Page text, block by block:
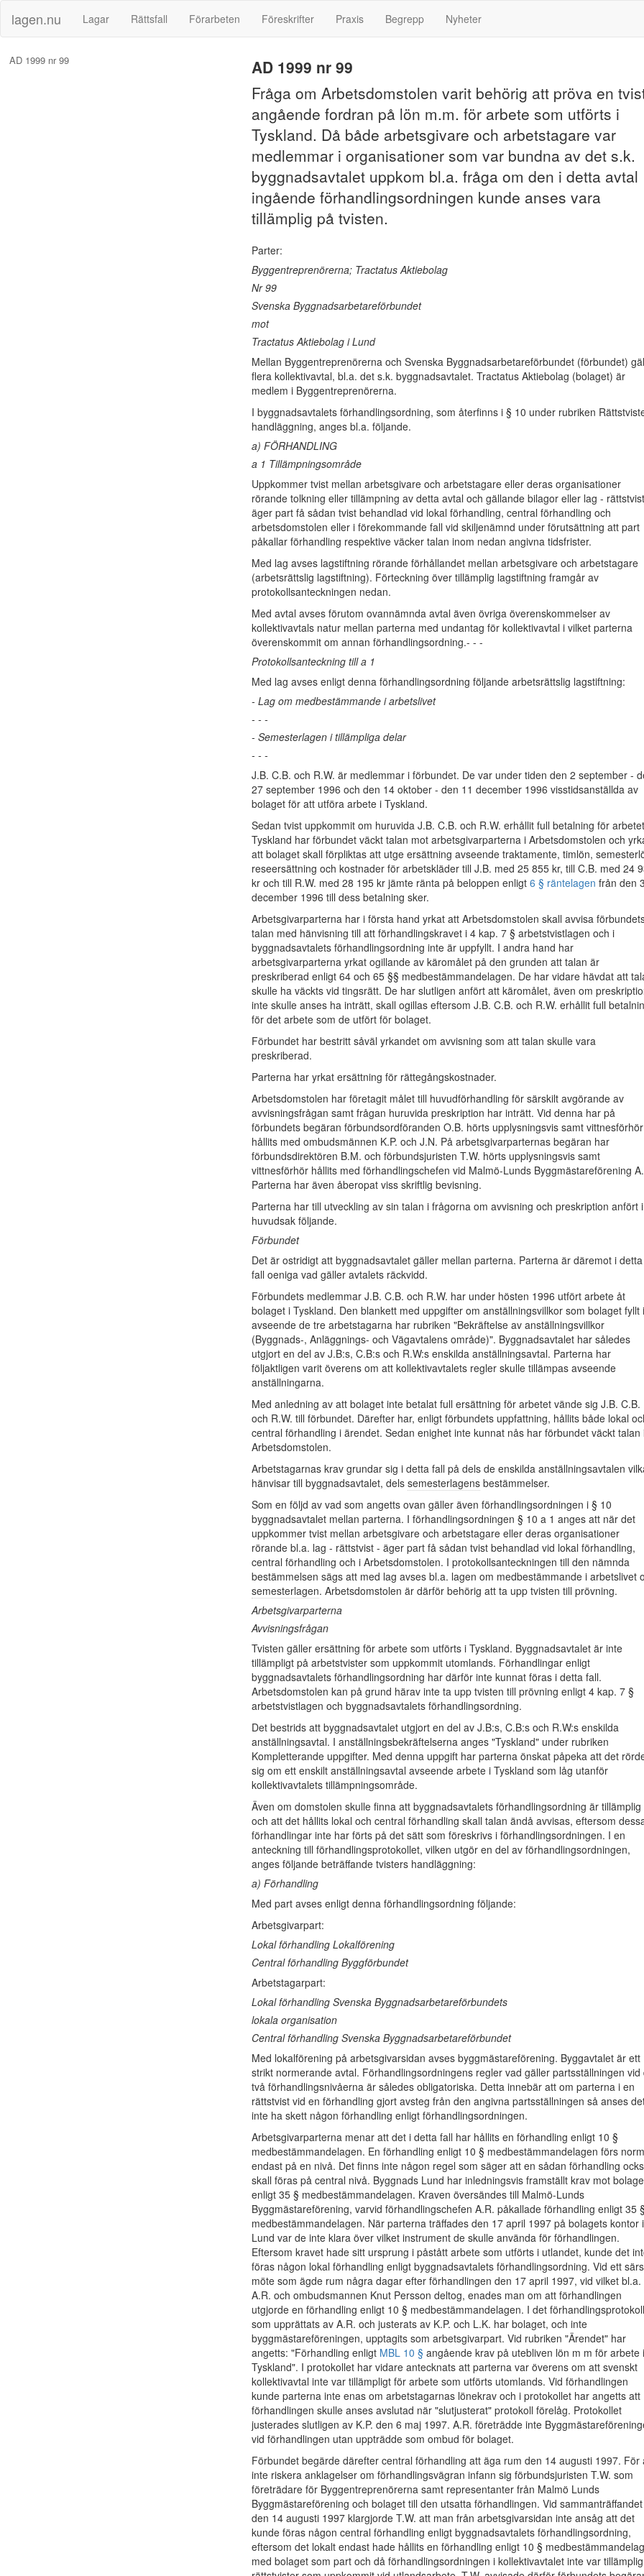
lagen.nu Lagar Rättsfall Förarbeten Föreskrifter Praxis Begrepp Nyheter
AD 1999 nr 99
AD 1999 nr 99
Fråga om Arbetsdomstolen varit behörig att pröva en
angående fordran på lön m.m. för arbete som utförts i
Tyskland. Då både arbetsgivare och arbetstagare var
medlemmar i organisationer som var bundna av det s.k.
byggnadsavtalet uppkom bl.a. fråga om den i detta avtal
ingående förhandlingsordningen kunde anses vara
tillämplig på tvisten.
Parter:
Byggentreprenörerna; Tractatus Aktiebolag
Nr 99
Svenska Byggnadsarbetareförbundet
mot
Tractatus Aktiebolag i Lund
Mellan Byggentreprenörerna och Svenska Byggnadsarbetareförbundet (förbundet)
flera kollektivavtal, bl.a. det s.k. byggnadsavtalet. Tractatus Aktiebolag (bolaget) är
medlem i Byggentreprenörerna.
I byggnadsavtalets förhandlingsordning, som återfinns i § 10 under rubriken
handläggning, anges bl.a. följande.
a) FÖRHANDLING
a 1 Tillämpningsområde
Uppkommer tvist mellan arbetsgivare och arbetstagare eller deras organisationer
rörande tolkning eller tillämpning av detta avtal och gällande bilagor eller lag -
äger part få sådan tvist behandlad vid lokal förhandling, central förhandling och
arbetsdomstolen eller i förekommande fall vid skiljenämnd under förutsättning att part
påkallar förhandling respektive väcker talan inom nedan angivna tidsfrister.
Med lag avses lagstiftning rörande förhållandet mellan arbetsgivare och arbetstagare
(arbetsrättslig lagstiftning). Förteckning över tillämplig lagstiftning framgår av
protokollsanteckningen nedan.
Med avtal avses förutom ovannämnda avtal även övriga överenskommelser av
kollektivavtals natur mellan parterna med undantag för kollektivavtal i vilket parterna
överenskommit om annan förhandlingsordning.- - -
Protokollsanteckning till a 1
Med lag avses enligt denna förhandlingsordning följande arbetsrättslig lagstiftning:
- Lag om medbestämmande i arbetslivet
- - -
- Semesterlagen i tillämpliga delar
- - -
J.B. C.B. och R.W. är medlemmar i förbundet. De var under tiden den 2 september -
27 september 1996 och den 14 oktober - den 11 december 1996 visstidsanställda av
bolaget för att utföra arbete i Tyskland.
Sedan tvist uppkommit om huruvida J.B. C.B. och R.W. erhållit full betalning för
Tyskland har förbundet väckt talan mot arbetsgivarparterna i Arbetsdomstolen och
att bolaget skall förpliktas att utge ersättning avseende traktamente, timlön,
reseersättning och kostnader för arbetskläder till J.B. med 25 855 kr, till C.B. med 24
kr och till R.W. med 28 195 kr jämte ränta på beloppen enligt 6 § räntelagen från den
december 1996 till dess betalning sker.
Arbetsgivarparterna har i första hand yrkat att Arbetsdomstolen skall avvisa
talan med hänvisning till att förhandlingskravet i 4 kap. 7 § arbetstvistlagen och i
byggnadsavtalets förhandlingsordning inte är uppfyllt. I andra hand har
arbetsgivarparterna yrkat ogillande av käromålet på den grunden att talan är
preskriberad enligt 64 och 65 §§ medbestämmandelagen. De har vidare hävdat att
skulle ha väckts vid tingsrätt. De har slutligen anfört att käromålet, även om
inte skulle anses ha inträtt, skall ogillas eftersom J.B. C.B. och R.W. erhållit full
för det arbete som de utfört för bolaget.
Förbundet har bestritt såväl yrkandet om avvisning som att talan skulle vara
preskriberad.
Parterna har yrkat ersättning för rättegångskostnader.
Arbetsdomstolen har företagit målet till huvudförhandling för särskilt avgörande av
avvisningsfrågan samt frågan huruvida preskription har inträtt. Vid denna har på
förbundets begäran förbundsordföranden O.B. hörts upplysningsvis samt vittnesförhör
hållits med ombudsmännen K.P. och J.N. På arbetsgivarparternas begäran har
förbundsdirektören B.M. och förbundsjuristen T.W. hörts upplysningsvis samt
vittnesförhör hållits med förhandlingschefen vid Malmö-Lunds Byggmästareförening
Parterna har även åberopat viss skriftlig bevisning.
Parterna har till utveckling av sin talan i frågorna om avvisning och preskription anfört i
huvudsak följande.
Förbundet
Det är ostridigt att byggnadsavtalet gäller mellan parterna. Parterna är däremot i detta
fall oeniga vad gäller avtalets räckvidd.
Förbundets medlemmar J.B. C.B. och R.W. har under hösten 1996 utfört arbete åt
bolaget i Tyskland. Den blankett med uppgifter om anställningsvillkor som bolaget fyllt i
avseende de tre arbetstagarna har rubriken "Bekräftelse av anställningsvillkor
(Byggnads-, Anläggnings- och Vägavtalens område)". Byggnadsavtalet har således
utgjort en del av J.B:s, C.B:s och R.W:s enskilda anställningsavtal. Parterna har
följaktligen varit överens om att kollektivavtalets regler skulle tillämpas avseende
anställningarna.
Med anledning av att bolaget inte betalat full ersättning för arbetet vände sig J.B. C.B.
och R.W. till förbundet. Därefter har, enligt förbundets uppfattning, hållits både lokal
central förhandling i ärendet. Sedan enighet inte kunnat nås har förbundet väckt talan
Arbetsdomstolen.
Arbetstagarnas krav grundar sig i detta fall på dels de enskilda anställningsavtalen
hänvisar till byggnadsavtalet, dels semesterlagens bestämmelser.
Som en följd av vad som angetts ovan gäller även förhandlingsordningen i § 10
byggnadsavtalet mellan parterna. I förhandlingsordningen § 10 a 1 anges att när det
uppkommer tvist mellan arbetsgivare och arbetstagare eller deras organisationer
rörande bl.a. lag - rättstvist - äger part få sådan tvist behandlad vid lokal förhandling,
central förhandling och i Arbetsdomstolen. I protokollsanteckningen till den nämnda
bestämmelsen sägs att med lag avses bl.a. lagen om medbestämmande i arbetslivet
semesterlagen. Arbetsdomstolen är därför behörig att ta upp tvisten till prövning.
Arbetsgivarparterna
Avvisningsfrågan
Tvisten gäller ersättning för arbete som utförts i Tyskland. Byggnadsavtalet är inte
tillämpligt på arbetstvister som uppkommit utomlands. Förhandlingar enligt
byggnadsavtalets förhandlingsordning har därför inte kunnat föras i detta fall.
Arbetsdomstolen kan på grund härav inte ta upp tvisten till prövning enligt 4 kap. 7 §
arbetstvistlagen och byggnadsavtalets förhandlingsordning.
Det bestrids att byggnadsavtalet utgjort en del av J.B:s, C.B:s och R.W:s enskilda
anställningsavtal. I anställningsbekräftelserna anges "Tyskland" under rubriken
Kompletterande uppgifter. Med denna uppgift har parterna önskat påpeka att det
sig om ett enskilt anställningsavtal avseende arbete i Tyskland som låg utanför
kollektivavtalets tillämpningsområde.
Även om domstolen skulle finna att byggnadsavtalets förhandlingsordning är tillämplig
och att det hållits lokal och central förhandling skall talan ändå avvisas, eftersom
förhandlingar inte har förts på det sätt som föreskrivs i förhandlingsordningen. I en
anteckning till förhandlingsprotokollet, vilken utgör en del av förhandlingsordningen,
anges följande beträffande tvisters handläggning:
a) Förhandling
Med part avses enligt denna förhandlingsordning följande:
Arbetsgivarpart:
Lokal förhandling Lokalförening
Central förhandling Byggförbundet
Arbetstagarpart:
Lokal förhandling Svenska Byggnadsarbetareförbundets
lokala organisation
Central förhandling Svenska Byggnadsarbetareförbundet
Med lokalförening på arbetsgivarsidan avses byggmästareförening. Byggavtalet är ett
strikt normerande avtal. Förhandlingsordningens regler vad gäller partsställningen vid
två förhandlingsnivåerna är således obligatoriska. Detta innebär att om parterna i en
rättstvist vid en förhandling gjort avsteg från den angivna partsställningen så anses
inte ha skett någon förhandling enligt förhandlingsordningen.
Arbetsgivarparterna menar att det i detta fall har hållits en förhandling enligt 10 §
medbestämmandelagen. En förhandling enligt 10 § medbestämmandelagen förs
endast på en nivå. Det finns inte någon regel som säger att en sådan förhandling
skall föras på central nivå. Byggnads Lund har inledningsvis framställt krav mot
enligt 35 § medbestämmandelagen. Kraven översändes till Malmö-Lunds
Byggmästareförening, varvid förhandlingschefen A.R. påkallade förhandling enligt 35 §
medbestämmandelagen. När parterna träffades den 17 april 1997 på bolagets kontor i
Lund var de inte klara över vilket instrument de skulle använda för förhandlingen.
Eftersom kravet hade sitt ursprung i påstått arbete som utförts i utlandet, kunde det
föras någon lokal förhandling enligt byggnadsavtalets förhandlingsordning. Vid ett
möte som ägde rum några dagar efter förhandlingen den 17 april 1997, vid vilket bl.a.
A.R. och ombudsmannen Knut Persson deltog, enades man om att förhandlingen
utgjorde en förhandling enligt 10 § medbestämmandelagen. I det förhandlingsprotokoll
som upprättats av A.R. och justerats av K.P. och L.K. har bolaget, och inte
byggmästareföreningen, upptagits som arbetsgivarpart. Vid rubriken "Ärendet" har
angetts: "Förhandling enligt MBL 10 § angående krav på utebliven lön m m för arbete i
Tyskland". I protokollet har vidare antecknats att parterna var överens om att svenskt
kollektivavtal inte var tillämpligt för arbete som utförts utomlands. Vid förhandlingen
kunde parterna inte enas om arbetstagarnas lönekrav och i protokollet har angetts att
förhandlingen skulle anses avslutad när "slutjusterat" protokoll förelåg. Protokollet
justerades slutligen av K.P. den 6 maj 1997. A.R. företrädde inte
vid förhandlingen utan uppträdde som ombud för bolaget.
Förbundet begärde därefter central förhandling att äga rum den 14 augusti 1997. För
inte riskera anklagelser om förhandlingsvägran infann sig förbundsjuristen T.W. som
företrädare för Byggentreprenörerna samt representanter från Malmö Lunds
Byggmästareförening och bolaget till den utsatta förhandlingen. Vid sammanträffandet
den 14 augusti 1997 klargjorde T.W. att man från arbetsgivarsidan inte ansåg att det
kunde föras någon central förhandling enligt byggnadsavtalets förhandlingsordning,
eftersom det lokalt endast hade hållits en förhandling enligt 10 §
med bolaget som part och då förhandlingsordningen i kollektivavtalet inte var